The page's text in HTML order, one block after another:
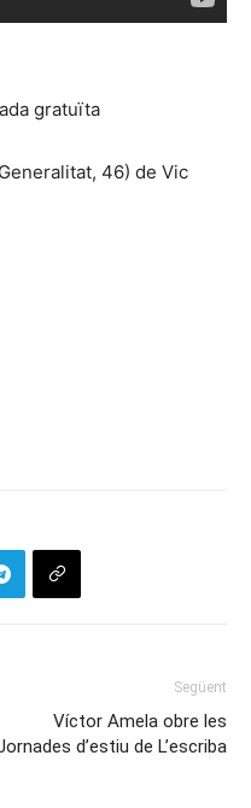
gratuïta
46) de Vic
Següent
Víctor Amela obre les
d’estiu de L’escriba